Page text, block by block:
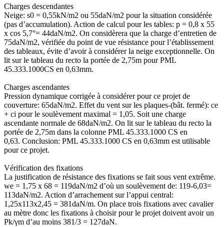
Charges descendantes
Neige: s0 = 0,55kN/m2 ou 55daN/m2 pour la situation considérée
(pas d’accumulation). Action de calcul pour les tables: p = 0,8 x 55
x cos 5,7°= 44daN/m2. On considèrera que la charge d’entretien de
75daN/m2, vérifiée du point de vue résistance pour l’établissement
des tableaux, évite d’avoir à considérer la neige exceptionnelle. On
lit sur le tableau du recto la portée de 2,75m pour PML
45.333.1000CS en 0,63mm.
Charges ascendantes
Pression dynamique corrigée à considérer pour ce projet de
couverture: 65daN/m2. Effet du vent sur les plaques‑(bât. fermé): ce
+ ci pour le soulèvement maximal = 1,05. Soit une charge
ascendante normale de 68daN/m2. On lit sur le tableau du recto la
portée de 2,75m dans la colonne PML 45.333.1000 CS en
0,63. Conclusion: PML 45.333.1000 CS en 0,63mm est utilisable
pour ce projet.
Vérification des fixations
La justification de résistance des fixations se fait sous vent extrême.
we = 1,75 x 68 = 119daN/m2 d’où un soulèvement de: 119-6,03=
113daN/m2. Action d’arrachement sur l’appui central:
1,25x113x2,45 = 381daN/m. On place trois fixations avec cavalier
au mètre donc les fixations à choisir pour le projet doivent avoir un
Pk/γm d’au moins 381/3 = 127daN.